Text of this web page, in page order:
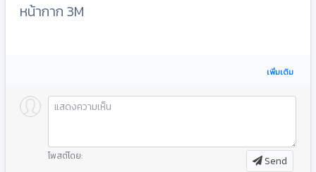
หน้ากาก 3M
เพิ่มเติม
โพสต์โดย: Send